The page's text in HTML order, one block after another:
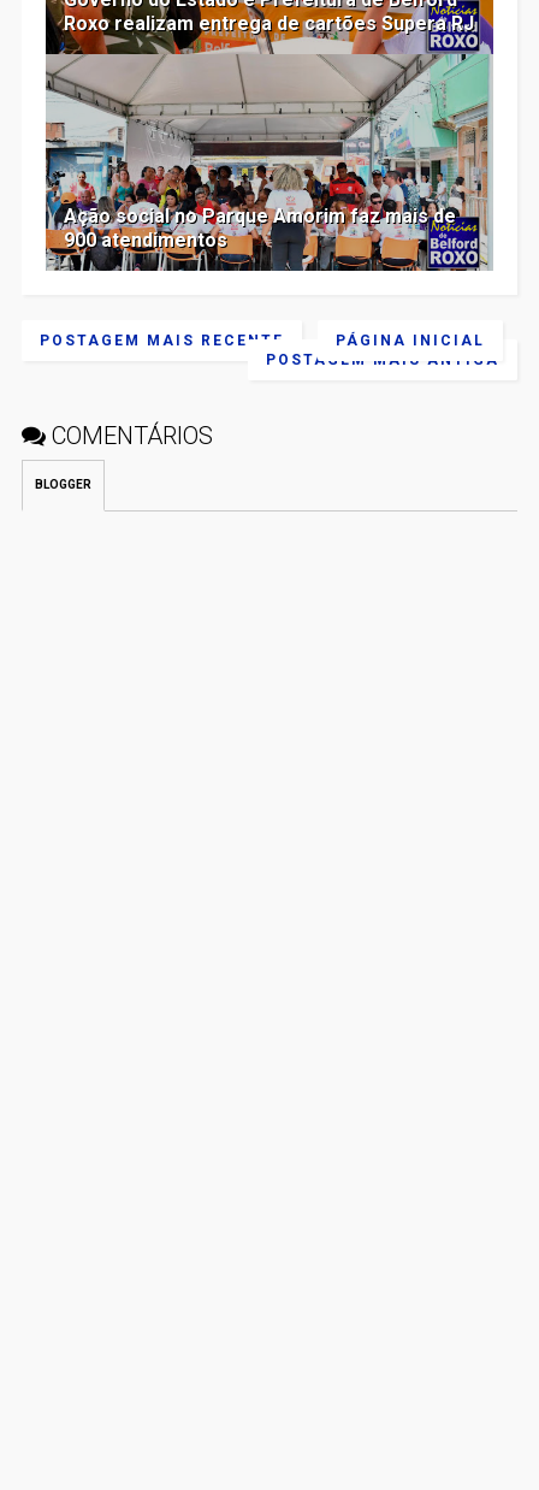
Roxo realizam entrega de cartões Supera RJ
Ação social no Parque Amorim faz mais de
900 atendimentos
POSTAGEM MAIS RECENTE
POSTAGEM MAIS ANTIGA
PÁGINA INICIAL
COMENTÁRIOS
BLOGGER